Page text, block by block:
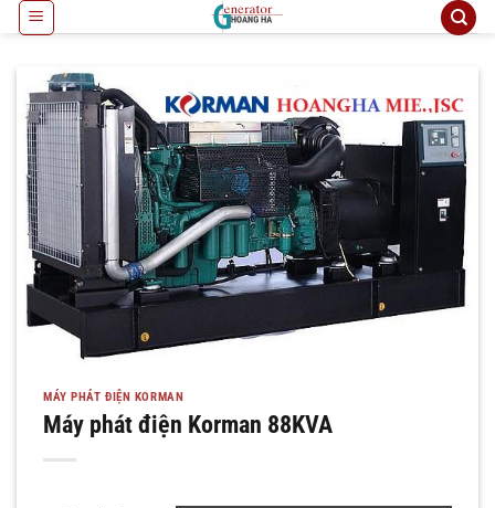
qua
dung
MÁY PHÁT ĐIỆN KORMAN
Máy phát điện Korman 88KVA